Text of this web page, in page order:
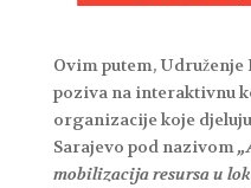
Ovim putem, Udruženje
poziva na interaktivnu
organizacije koje
Sarajevo pod nazivom
mobilizacija resursa u